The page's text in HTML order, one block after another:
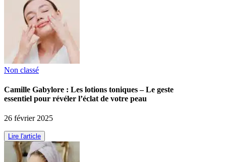
Non classé
Camille Gabylore : Les lotions toniques – Le geste
essentiel pour révéler l’éclat de votre peau
26 février 2025
Lire l'article